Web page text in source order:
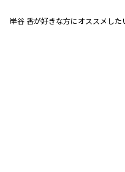
岸谷 香が好きな方にオススメし